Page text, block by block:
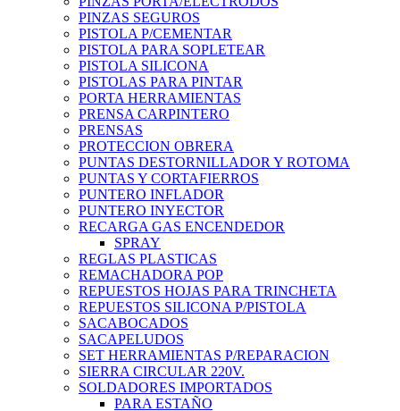
PINZAS SEGUROS
PISTOLA P/CEMENTAR
PISTOLA PARA SOPLETEAR
PISTOLA SILICONA
PISTOLAS PARA PINTAR
PORTA HERRAMIENTAS
PRENSA CARPINTERO
PRENSAS
PROTECCION OBRERA
PUNTAS DESTORNILLADOR Y ROTOMA
PUNTAS Y CORTAFIERROS
PUNTERO INFLADOR
PUNTERO INYECTOR
RECARGA GAS ENCENDEDOR
SPRAY
REGLAS PLASTICAS
REMACHADORA POP
REPUESTOS HOJAS PARA TRINCHETA
REPUESTOS SILICONA P/PISTOLA
SACABOCADOS
SACAPELUDOS
SET HERRAMIENTAS P/REPARACION
SIERRA CIRCULAR 220V.
SOLDADORES IMPORTADOS
PARA ESTAÑO